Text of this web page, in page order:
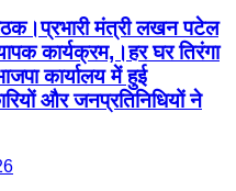
मंत्री लखन पटेल
कार्यक्रम,।हर घर तिरंगा
कार्यालय में हुई
और जनप्रतिनिधियों ने